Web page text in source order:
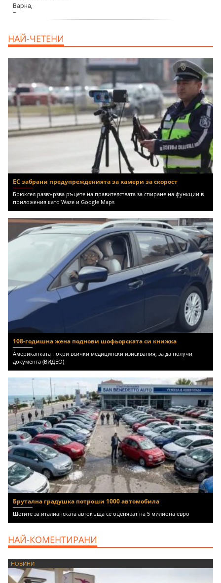
НАЙ-ЧЕТЕНИ
ЕС забрани предупрежденията за камери за скорост
Брюксел развързва ръцете на правителствата за спиране на функции в
приложения като Waze и Google Maps
108-годишна жена поднови шофьорската си книжка
Американката покри всички медицински изисквания, за да получи
документа (ВИДЕО)
Брутална градушка потроши 1000 автомобила
Щетите за италианската автокъща се оценяват на 5 милиона евро
НАЙ-КОМЕНТИРАНИ
НОВИНИ